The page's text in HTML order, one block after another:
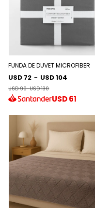
FUNDA DE DUVET MICROFIBER
USD 72 - USD 104
USD 90-USD 130
USD61